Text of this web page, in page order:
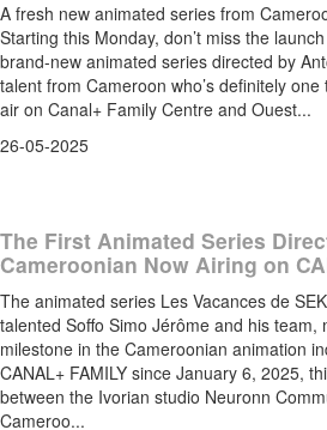
A fresh new animated series from
Starting this Monday, don’t miss the
brand-new animated series directed by
talent from Cameroon who’s definitely
air on Canal+ Family Centre and Ouest...
26-05-2025
The First Animated Series
Cameroonian Now Airing on
The animated series Les Vacances de
talented Soffo Simo Jérôme and his team,
milestone in the Cameroonian animation
CANAL+ FAMILY since January 6, 2025,
between the Ivorian studio Neuronn
Cameroo...